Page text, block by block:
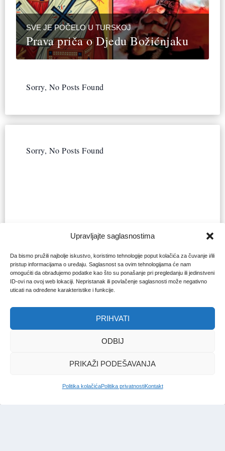
Upravljajte saglasnostima
Da bismo pružili najbolje iskustvo, koristimo tehnologije poput kolačića za čuvanje i/ili
pristup informacijama o uređaju. Saglasnost sa ovim tehnologijama će nam
omogućiti da obrađujemo podatke kao što su ponašanje pri pregledanju ili jedinstveni
ID-ovi na ovoj web lokaciji. Nepristanak ili povlačenje saglasnosti može negativno
uticati na određene karakteristike i funkcije.
PRIHVATI
ODBIJ
PRIKAŽI PODEŠAVANJA
Politika kolačićaPolitika privatnostiKontakt
SVE JE POČELO U TURSKOJ
Prava priča o Djedu Božićnjaku
Sorry, No Posts Found
Sorry, No Posts Found